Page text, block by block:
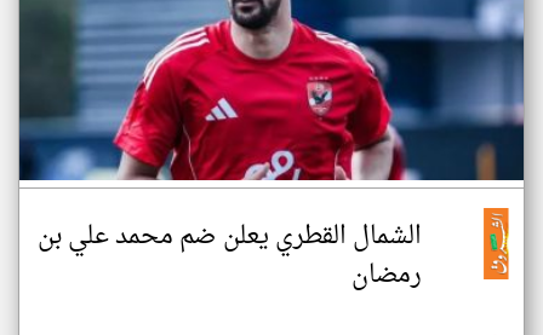
الشمال القطري يعلن ضم محمد علي بن
رمضان